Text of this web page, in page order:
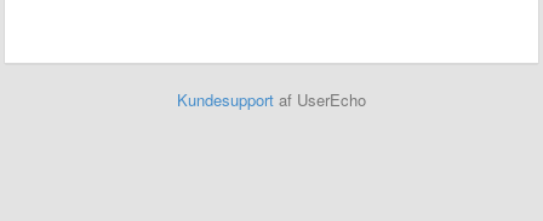
Kundesupport af UserEcho